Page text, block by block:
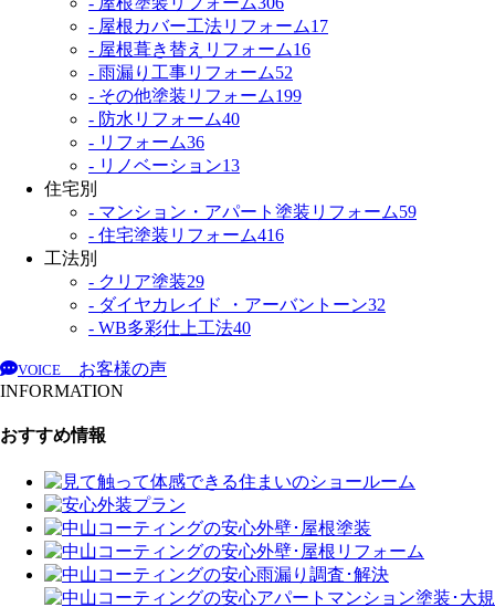
- 屋根カバー工法リフォーム17
- 屋根葺き替えリフォーム16
- 雨漏り工事リフォーム52
- その他塗装リフォーム199
- 防水リフォーム40
- リフォーム36
- リノベーション13
住宅別
- マンション・アパート塗装リフォーム59
- 住宅塗装リフォーム416
工法別
- クリア塗装29
- ダイヤカレイド ・アーバントーン32
- WB多彩仕上工法40
VOICE
お客様の声
INFORMATION
おすすめ情報